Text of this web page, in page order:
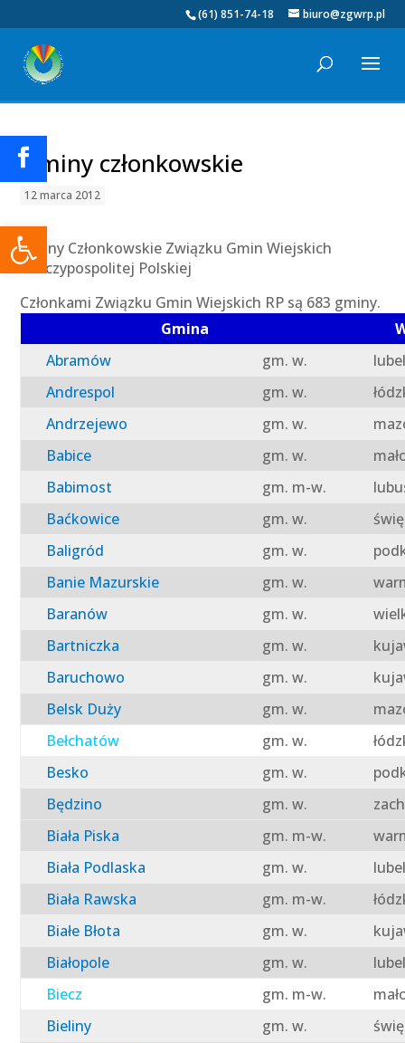
Otwórz pasek narzędzi
(61) 851-74-18 biuro@zgwrp.pl
Gminy członkowskie
12 marca 2012
Gminy Członkowskie Związku Gmin Wiejskich
Rzeczypospolitej Polskiej
Członkami Związku Gmin Wiejskich RP są 683 gminy.
Gmina
Abramów
gm. w.
Andrespol
gm. w.
Andrzejewo
gm. w.
Babice
gm. w.
Babimost
gm. m-w.
Baćkowice
gm. w.
Baligród
gm. w.
Banie Mazurskie
gm. w.
Baranów
gm. w.
Bartniczka
gm. w.
Baruchowo
gm. w.
Belsk Duży
gm. w.
Bełchatów
gm. w.
Besko
gm. w.
Będzino
gm. w.
Biała Piska
gm. m-w.
Biała Podlaska
gm. w.
Biała Rawska
gm. m-w.
Białe Błota
gm. w.
Białopole
gm. w.
Biecz
gm. m-w.
Bieliny
gm. w.